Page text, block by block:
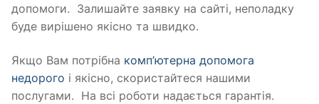
допомоги. Залишайте заявку на сайті, неполадку
буде вирішено якісно та швидко.
Якщо Вам потрібна комп’ютерна допомога
недорого і якісно, скористайтеся нашими
послугами. На всі роботи надається гарантія.